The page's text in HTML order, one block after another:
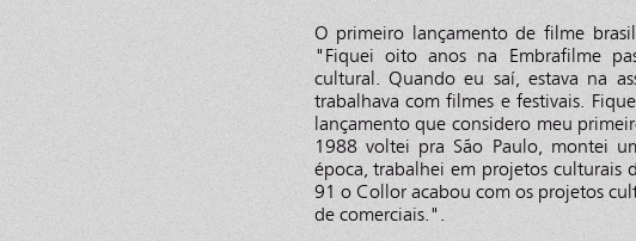
O primeiro lançamento de filme
"Fiquei oito anos na Embrafilme
cultural. Quando eu saí, estava na
trabalhava com filmes e festivais.
lançamento que considero meu
1988 voltei pra São Paulo, montei
época, trabalhei em projetos culturais
91 o Collor acabou com os projetos
de comerciais.".